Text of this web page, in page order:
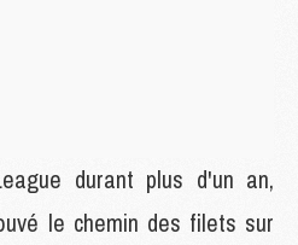
durant plus d'un an,
le chemin des filets sur